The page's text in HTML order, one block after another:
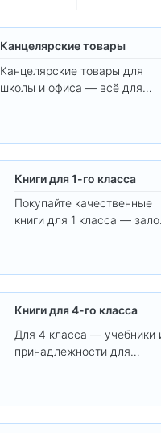
Канцелярские товары
Канцелярские товары для
школы и офиса — всё для
Книги для 1-го класса
Покупайте качественные
книги для 1 класса —
Книги для 4-го класса
Для 4 класса — учебники
принадлежности для